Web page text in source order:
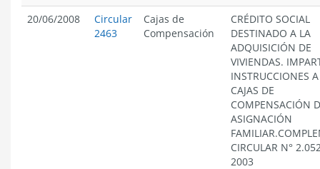
20/06/2008
Circular
2463
Cajas de
Compensación
CRÉDITO SOCIAL
DESTINADO A LA
ADQUISICIÓN DE
VIVIENDAS.
INSTRUCCIONES
CAJAS DE
COMPENSACIÓN
ASIGNACIÓN
CIRCULAR N°
2003